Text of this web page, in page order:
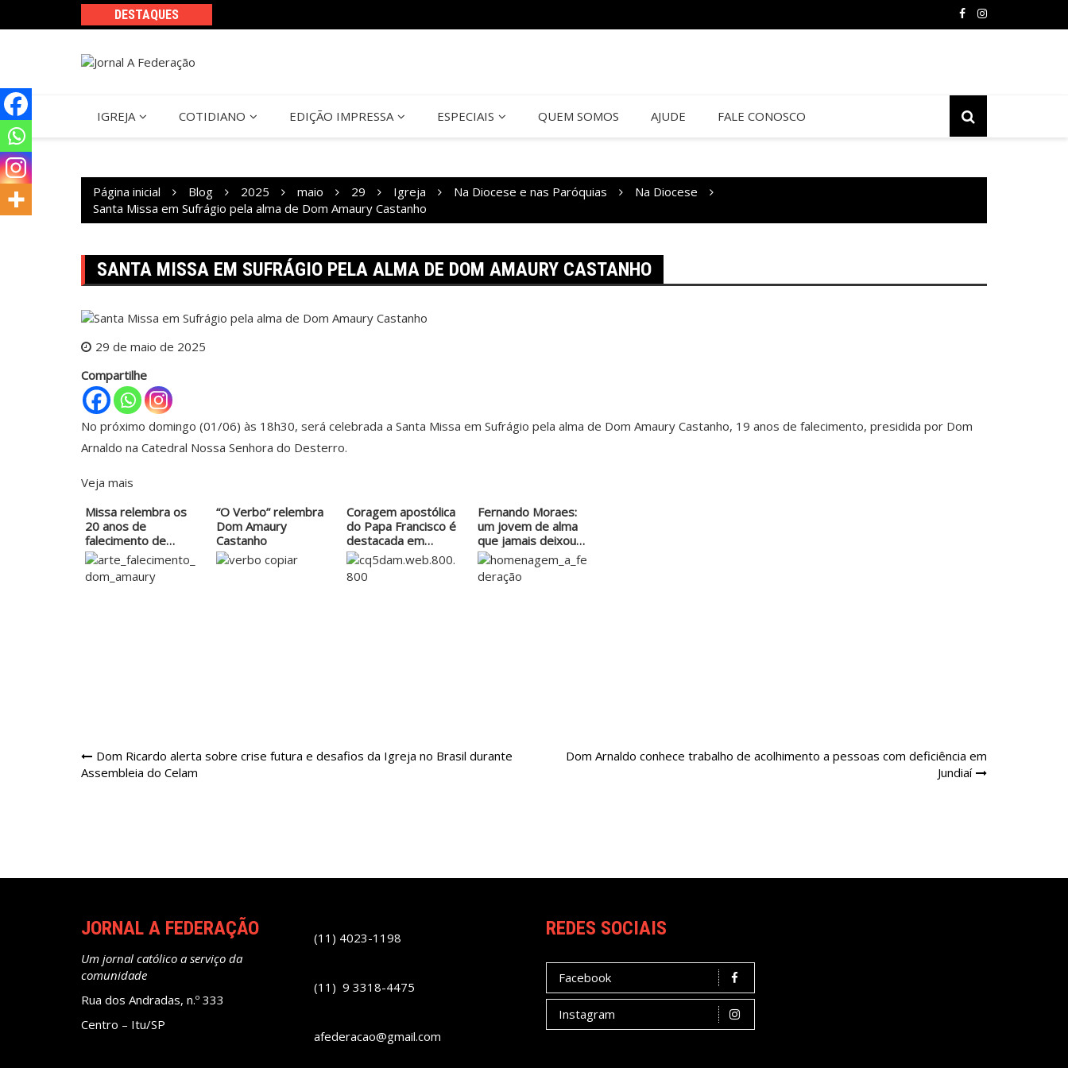
DESTAQUES
IGREJA COTIDIANO EDIÇÃO IMPRESSA ESPECIAIS QUEM SOMOS AJUDE FALE CONOSCO
Página inicial Blog 2025 maio 29 Igreja Na Diocese e nas Paróquias
Na Diocese
Santa Missa em Sufrágio pela alma de Dom Amaury Castanho
SANTA MISSA EM SUFRÁGIO PELA ALMA DE DOM AMAURY CASTANHO
29 de maio de 2025
Compartilhe
No próximo domingo (01/06) às 18h30, será celebrada a Santa Missa em Sufrágio pela alma de Dom Amaury Castanho, 19 anos de falecimento, presidida por Dom
Arnaldo na Catedral Nossa Senhora do Desterro.
Veja mais
Missa relembra os
20 anos de
falecimento de
Dom…
“O Verbo” relembra
Dom Amaury
Castanho
Coragem apostólica
do Papa Francisco é
destacada em…
Fernando Moraes:
um jovem de alma
que jamais deixou…
Navegação
de
Dom Ricardo alerta sobre crise futura e desafios da Igreja no Brasil durante
Assembleia do Celam
Dom Arnaldo conhece trabalho de acolhimento a pessoas com deficiência em
Jundiaí
JORNAL A FEDERAÇÃO
Um jornal católico a serviço da
comunidade
Rua dos Andradas, n.º 333
Centro – Itu/SP
(11) 4023-1198
(11) 9 3318-4475
afederacao@gmail.com
REDES SOCIAIS
Facebook
Instagram